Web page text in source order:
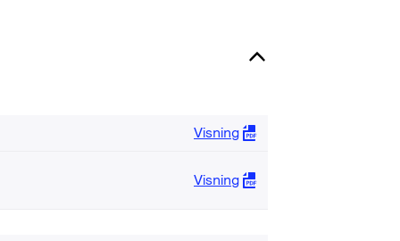
Visning
Visning